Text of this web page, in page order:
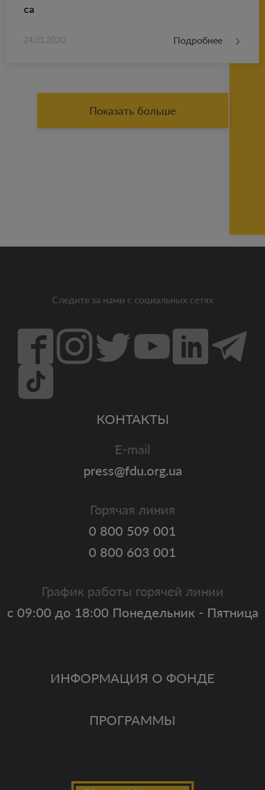
са
24.01.2020 Подробнее
Показать больше
Следите за нами с социальных сетях
ИНФОРМАЦИЯ О ФОНДЕ
ПРОГРАММЫ
КОНТАКТЫ
E-mail
press@fdu.org.ua
Горячая линия
0 800 509 001
0 800 603 001
График работы горячей линии
с 09:00 до 18:00 Понедельник - Пятница